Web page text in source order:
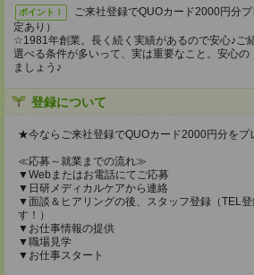
ポイント！
ご来社登録でQUOカード2000円分
定あり）
☆1981年創業。長く続く実績があるので安心♪ご
選べる条件が多いって、実は重要なこと。安心の
ましょう♪
登録について
★今ならご来社登録でQUOカード2000円分を
≪応募～就業までの流れ≫
▼Webまたはお電話にてご応募
▼日研メディカルケアから連絡
▼面談＆ヒアリングの後、スタッフ登録（TEL
す！）
▼お仕事情報の提供
▼職場見学
▼お仕事スタート